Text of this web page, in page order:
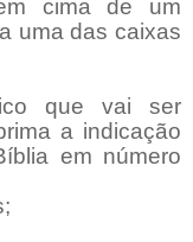
cima de um
uma das caixas
que vai ser
a indicação
em número